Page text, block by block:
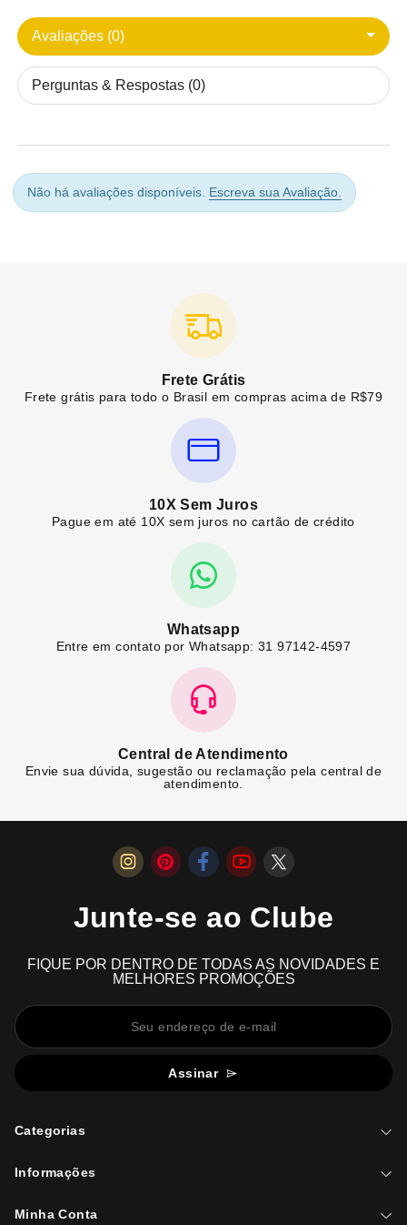
Avaliações (0)
Perguntas & Respostas (0)
Não há avaliações disponíveis. Escreva sua Avaliação.
Frete Grátis
Frete grátis para todo o Brasil em compras acima de R$79
10X Sem Juros
Pague em até 10X sem juros no cartão de crédito
Whatsapp
Entre em contato por Whatsapp: 31 97142-4597
Central de Atendimento
Envie sua dúvida, sugestão ou reclamação pela central de
atendimento.
Junte-se ao Clube
FIQUE POR DENTRO DE TODAS AS NOVIDADES E
MELHORES PROMOÇÕES
Assinar
Categorias
Informações
Minha Conta